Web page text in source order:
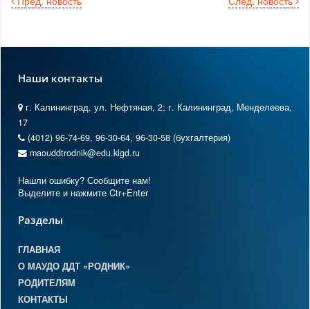
Наши контакты
г. Калининград, ул. Нефтяная, 2; г. Калининград, Менделеева,
17
(4012) 96-74-69, 96-30-64, 96-30-58 (бухгалтерия)
maouddtrodnik@edu.klgd.ru
Нашли ошибку? Сообщите нам!
Выделите и нажмите Ctr+Enter
Разделы
ГЛАВНАЯ
О МАУДО ДДТ «РОДНИК»
РОДИТЕЛЯМ
КОНТАКТЫ